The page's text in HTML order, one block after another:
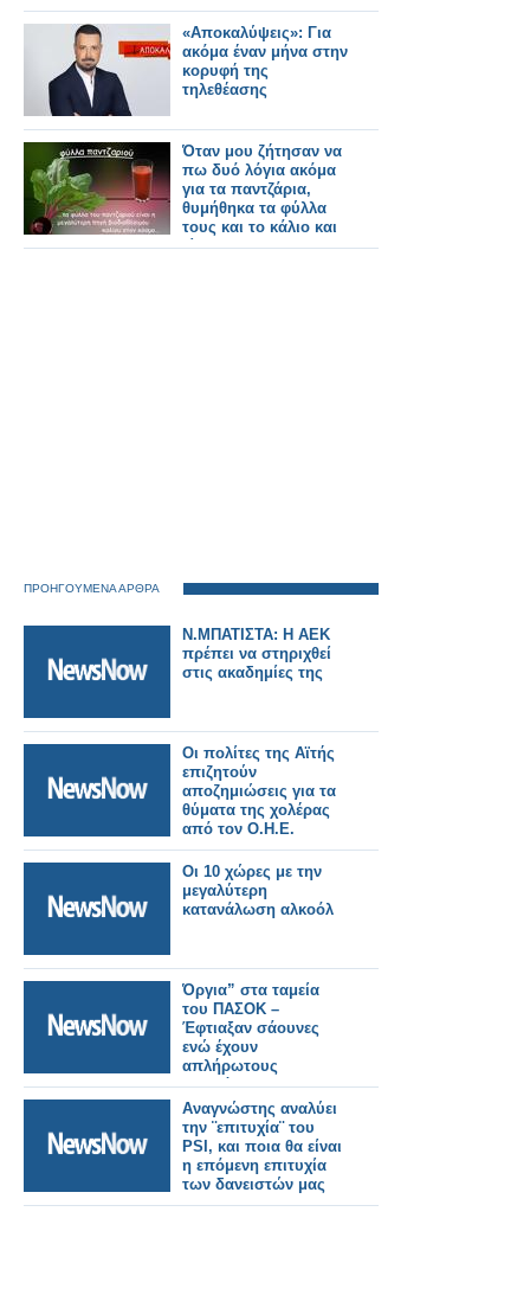
«Αποκαλύψεις»: Για
ακόμα έναν μήνα στην
κορυφή της
τηλεθέασης
Όταν μου ζήτησαν να
πω δυό λόγια ακόμα
για τα παντζάρια,
θυμήθηκα τα φύλλα
τους και το κάλιο και
είπα…
ΠΡΟΗΓΟΥΜΕΝΑ ΑΡΘΡΑ
Ν.ΜΠΑΤΙΣΤΑ: Η ΑΕΚ
πρέπει να στηριχθεί
στις ακαδημίες της
Οι πολίτες της Αϊτής
επιζητούν
αποζημιώσεις για τα
θύματα της χολέρας
από τον Ο.Η.Ε.
Οι 10 χώρες με την
μεγαλύτερη
κατανάλωση αλκοόλ
Όργια” στα ταμεία
του ΠΑΣΟΚ –
Έφτιαξαν σάουνες
ενώ έχουν
απλήρωτους
εργαζόμενους
Αναγνώστης αναλύει
την ¨επιτυχία¨ του
PSI, και ποια θα είναι
η επόμενη επιτυχία
των δανειστών μας